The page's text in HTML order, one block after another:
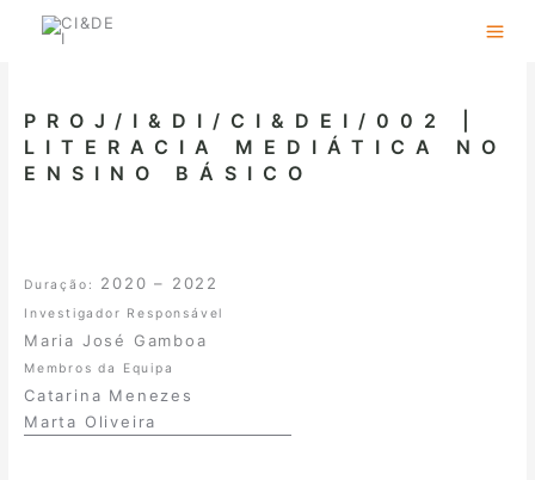
PROJ/I&DI/CI&DEI/002 |
LITERACIA MEDIÁTICA NO
ENSINO BÁSICO
Duração: 2020 – 2022
Investigador Responsável
Maria José Gamboa
Membros da Equipa
Catarina Menezes
Marta Oliveira